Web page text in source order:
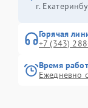
г.
Горячая
+7 (343)
Время
Ежедневно